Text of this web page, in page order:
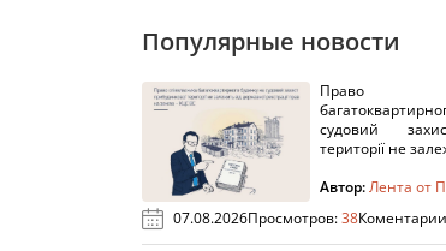
Популярные новости
Право
судовий
території не
Автор:Лента от
07.08.2026Просмотров:38